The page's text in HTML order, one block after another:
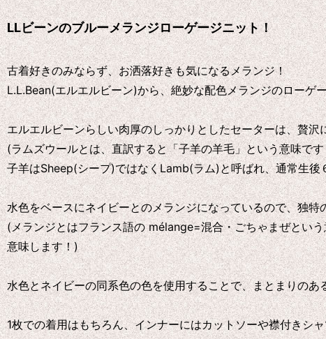
LLビーンのブルーメランジローゲージニット！
古着好きのみならず、お洒落好きも気になるメランジ！
L.L.Bean(エルエルビーン)から、絶妙な配色メランジのローゲ
エルエルビーンらしい肉厚のしっかりとしたセーターは、贅
(ラムズウールとは、直訳すると「子羊の羊毛」という意味で
子羊はSheep(シープ)ではなくLamb(ラム)と呼ばれ、通常生
水色をベースにネイビーとのメランジになっているので、独特
(メランジとはフランス語の mélange=混合・ごちゃまぜとい
意味します！)
水色とネイビーの同系色の色を使用することで、まとまりの
1枚での着用はもちろん、インナーにはカットソーや襟付きシ